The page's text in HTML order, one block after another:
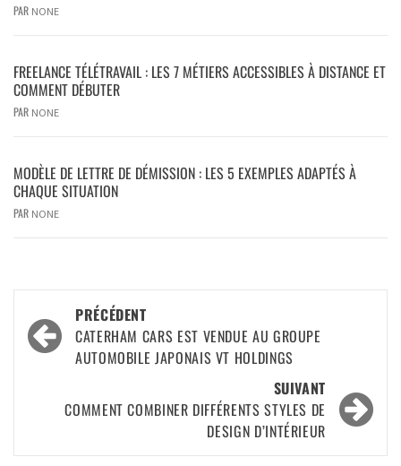
PAR NONE
FREELANCE TÉLÉTRAVAIL : LES 7 MÉTIERS ACCESSIBLES À DISTANCE ET
COMMENT DÉBUTER
PAR NONE
MODÈLE DE LETTRE DE DÉMISSION : LES 5 EXEMPLES ADAPTÉS À
CHAQUE SITUATION
PAR NONE
PRÉCÉDENT
CATERHAM CARS EST VENDUE AU GROUPE
AUTOMOBILE JAPONAIS VT HOLDINGS
SUIVANT
COMMENT COMBINER DIFFÉRENTS STYLES DE
DESIGN D’INTÉRIEUR